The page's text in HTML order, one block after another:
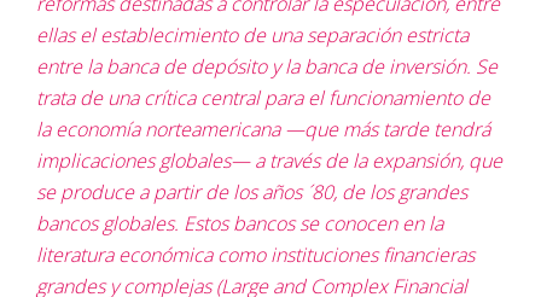
ellas el establecimiento de una separación estricta
entre la banca de depósito y la banca de inversión. Se
trata de una crítica central para el funcionamiento de
la economía norteamericana —que más tarde tendrá
implicaciones globales— a través de la expansión, que
se produce a partir de los años ´80, de los grandes
bancos globales. Estos bancos se conocen en la
literatura económica como instituciones financieras
grandes y complejas (Large and Complex Financial